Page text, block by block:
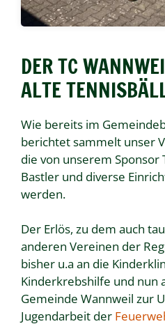
DER TC
ALTE
Wie bereits im
berichtet sammelt unser
die von unserem Sponsor
Bastler und diverse
werden.
Der Erlös, zu dem auch
anderen Vereinen der
bisher u.a an die
Kinderkrebshilfe und nun
Gemeinde Wannweil zur
Jugendarbeit der